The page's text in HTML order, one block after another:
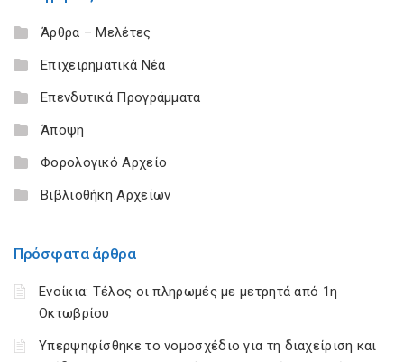
Άρθρα – Μελέτες
Επιχειρηματικά Νέα
Επενδυτικά Προγράμματα
Άποψη
Φορολογικό Αρχείο
Βιβλιοθήκη Αρχείων
Πρόσφατα άρθρα
Ενοίκια: Τέλος οι πληρωμές με μετρητά από 1η
Οκτωβρίου
Υπερψηφίσθηκε το νομοσχέδιο για τη διαχείριση και